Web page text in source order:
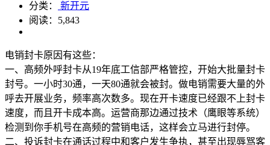
分类：
新开元
阅读：5,843
电销封卡原因有这些：
一、高频外呼封卡从19年底工信部严格管控，开始大批量封卡
封号。一小时30通，一天80通就会被封。做电销需要大量的外
呼去开展业务，频率高次数多。现在开卡速度已经跟不上封卡
速度，而且开卡成本高。运营商那边通过技术（鹰眼等系统）
检测到你手机号在高频的营销电话，这样会立马进行封停。
二、投诉封卡在通话过程中和客户发生争执，甚至出现辱骂客